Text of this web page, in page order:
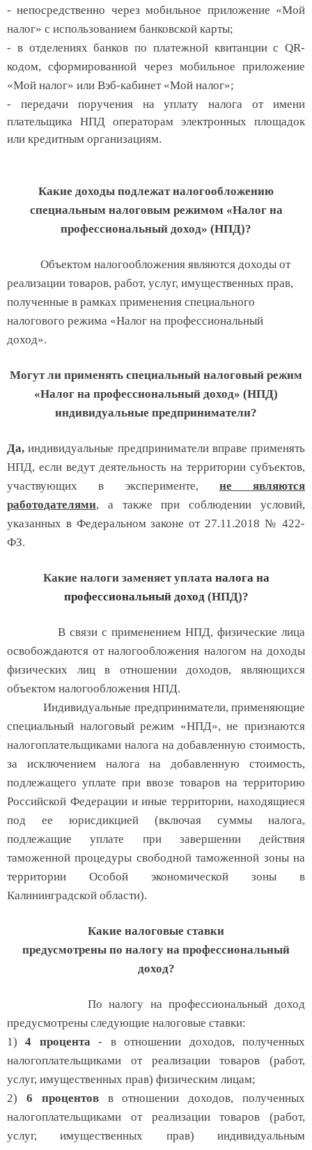
- непосредственно через мобильное приложение «Мой
налог» с использованием банковской карты;
- в отделениях банков по платежной квитанции с QR-
кодом, сформированной через мобильное приложение
«Мой налог» или Вэб-кабинет «Мой налог»;
- передачи поручения на уплату налога от имени
плательщика НПД операторам электронных площадок
или кредитным организациям.
Какие доходы подлежат налогообложению
специальным налоговым режимом «Налог на
профессиональный доход» (НПД)?
Объектом налогообложения являются доходы от
реализации товаров, работ, услуг, имущественных прав,
полученные в рамках применения специального
налогового режима «Налог на профессиональный
доход».
Могут ли применять специальный налоговый режим
«Налог на профессиональный доход» (НПД)
индивидуальные предприниматели?
Да, индивидуальные предприниматели вправе применять
НПД, если ведут деятельность на территории субъектов,
участвующих в эксперименте, не являются
работодателями, а также при соблюдении условий,
указанных в Федеральном законе от 27.11.2018 № 422-
ФЗ.
Какие налоги заменяет уплата налога на
профессиональный доход(НПД)?
В связи с применением НПД, физические лица
освобождаются от налогообложения налогом на доходы
физических лиц в отношении доходов, являющихся
объектом налогообложения НПД.
Индивидуальные предприниматели, применяющие
специальный налоговый режим «НПД», не признаются
налогоплательщиками налога на добавленную стоимость,
за исключением налога на добавленную стоимость,
подлежащего уплате при ввозе товаров на территорию
Российской Федерации и иные территории, находящиеся
под ее юрисдикцией (включая суммы налога,
подлежащие уплате при завершении действия
таможенной процедуры свободной таможенной зоны на
территории Особой экономической зоны в
Калининградской области).
Какие налоговые ставки
предусмотрены по налогу на профессиональный
доход?
По налогу на профессиональный доход
предусмотрены следующие налоговые ставки:
1)4 процента- в отношении доходов, полученных
налогоплательщиками от реализации товаров (работ,
услуг, имущественных прав) физическим лицам;
2) 6 процентовв отношении доходов, полученных
налогоплательщиками от реализации товаров (работ,
услуг, имущественных прав) индивидуальным